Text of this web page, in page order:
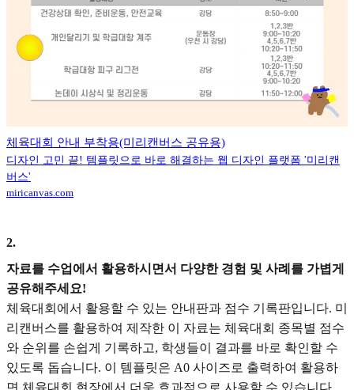
체육대회 안내 부착용(미리캔버스 공유용)
디자인 고민 끝! 템플릿으로 바로 해결하는 웹 디자인 플랫폼 '미리캔
버스'
miricanvas.com
2.
자료를 수업에서 활용하시면서 다양한 경험 및 사례를 가볍게
공유해주세요!
체육대회에서 활용할 수 있는 안내판과 점수 기록판입니다. 미
리캔버스를 활용하여 제작한 이 자료는 체육대회 종목별 점수
와 순위를 손쉽게 기록하고, 학생들이 결과를 바로 확인할 수
있도록 돕습니다. 이 템플릿은 A0 사이즈로 출력하여 활용하
면 체육대회 현장에서 더욱 효과적으로 사용할 수 있습니다.